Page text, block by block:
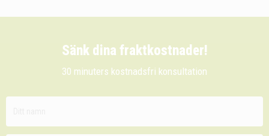
Sänk dina fraktkostnader!
30 minuters kostnadsfri konsultation